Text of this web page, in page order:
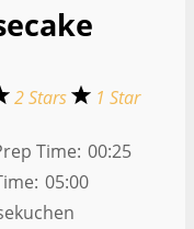
2 Stars 1 Star
Time: 00:25
05:00